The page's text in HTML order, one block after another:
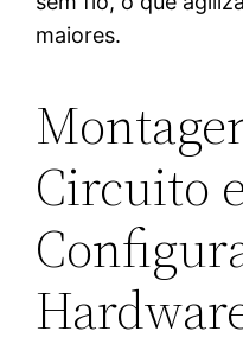
maiores.
Circuito e